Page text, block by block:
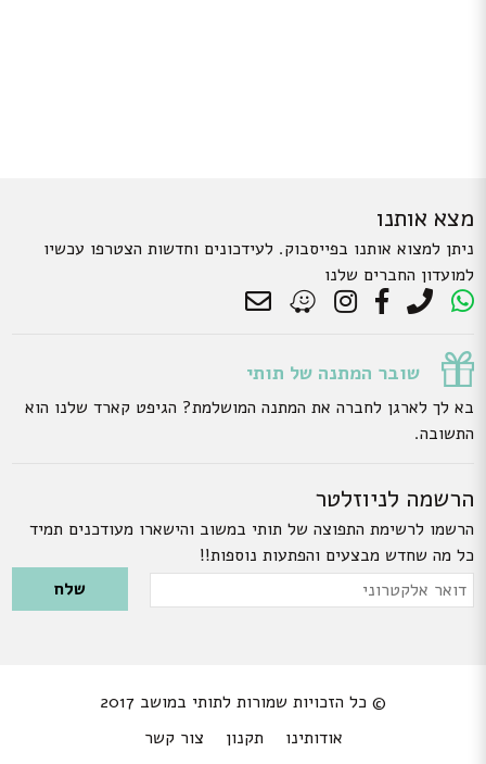
מצא אותנו
ניתן למצוא אותנו בפייסבוק. לעידכונים וחדשות הצטרפו עכשיו
למועדון החברים שלנו
שובר המתנה של תותי
בא לך לארגן לחברה את המתנה המושלמת? הגיפט קארד שלנו הוא
התשובה.
הרשמה לניוזלטר
הרשמו לרשימת התפוצה של תותי במשוב והישארו מעודכנים תמיד
כל מה שחדש מבצעים והפתעות נוספות!!
Please leave this field empty.
דואר
© כל הזכויות שמורות לתותי במושב 2017
אודותינו
תקנון צור קשר